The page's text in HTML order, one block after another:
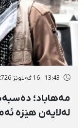
13:43 - 16 گەلاوێژ 2726
مەهاباد؛
لەلایەن هێزە